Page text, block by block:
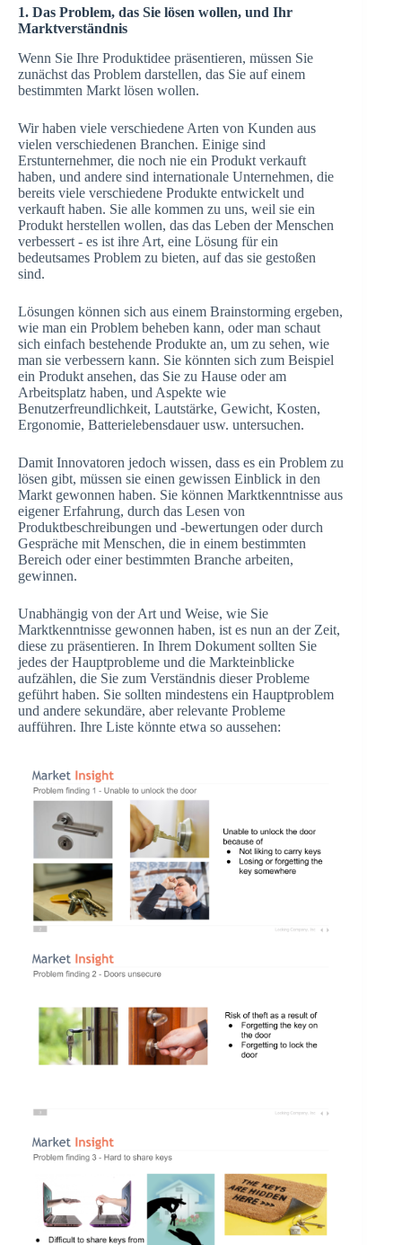
1. Das Problem, das Sie lösen wollen, und Ihr
Marktverständnis
Wenn Sie Ihre Produktidee präsentieren, müssen Sie
zunächst das Problem darstellen, das Sie auf einem
bestimmten Markt lösen wollen.
Wir haben viele verschiedene Arten von Kunden aus
vielen verschiedenen Branchen. Einige sind
Erstunternehmer, die noch nie ein Produkt verkauft
haben, und andere sind internationale Unternehmen, die
bereits viele verschiedene Produkte entwickelt und
verkauft haben. Sie alle kommen zu uns, weil sie ein
Produkt herstellen wollen, das das Leben der Menschen
verbessert - es ist ihre Art, eine Lösung für ein
bedeutsames Problem zu bieten, auf das sie gestoßen
sind.
Lösungen können sich aus einem Brainstorming ergeben,
wie man ein Problem beheben kann, oder man schaut
sich einfach bestehende Produkte an, um zu sehen, wie
man sie verbessern kann. Sie könnten sich zum Beispiel
ein Produkt ansehen, das Sie zu Hause oder am
Arbeitsplatz haben, und Aspekte wie
Benutzerfreundlichkeit, Lautstärke, Gewicht, Kosten,
Ergonomie, Batterielebensdauer usw. untersuchen.
Damit Innovatoren jedoch wissen, dass es ein Problem zu
lösen gibt, müssen sie einen gewissen Einblick in den
Markt gewonnen haben. Sie können Marktkenntnisse aus
eigener Erfahrung, durch das Lesen von
Produktbeschreibungen und -bewertungen oder durch
Gespräche mit Menschen, die in einem bestimmten
Bereich oder einer bestimmten Branche arbeiten,
gewinnen.
Unabhängig von der Art und Weise, wie Sie
Marktkenntnisse gewonnen haben, ist es nun an der Zeit,
diese zu präsentieren. In Ihrem Dokument sollten Sie
jedes der Hauptprobleme und die Markteinblicke
aufzählen, die Sie zum Verständnis dieser Probleme
geführt haben. Sie sollten mindestens ein Hauptproblem
und andere sekundäre, aber relevante Probleme
aufführen. Ihre Liste könnte etwa so aussehen: